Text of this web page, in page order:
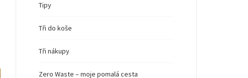
Tipy
Tři do koše
Tři nákupy
Zero Waste – moje pomalá cesta